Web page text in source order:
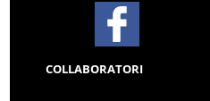
COLLABORATORI